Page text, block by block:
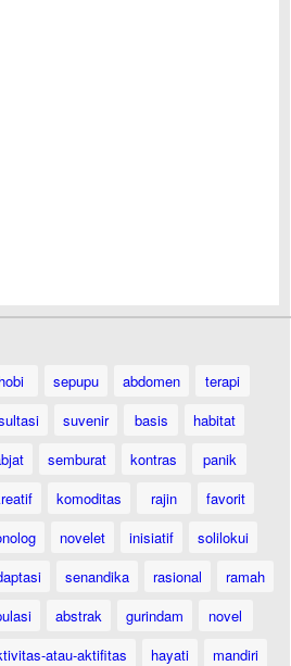
hobi sepupu abdomen
terapi
suvenir basis
habitat
semburat kontras
panik
komoditas rajin
favorit
novelet inisiatif
solilokui
senandika rasional
ramah
abstrak gurindam
novel
atau-aktifitas hayati
mandiri